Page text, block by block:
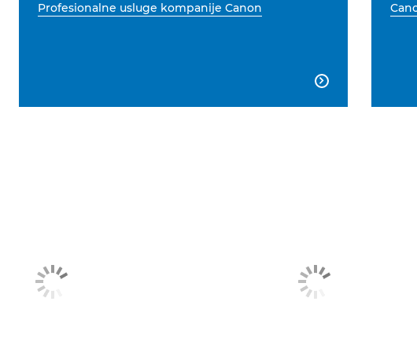
Profesionalne usluge kompanije Canon
